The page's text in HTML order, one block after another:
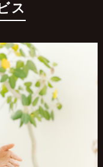
ス